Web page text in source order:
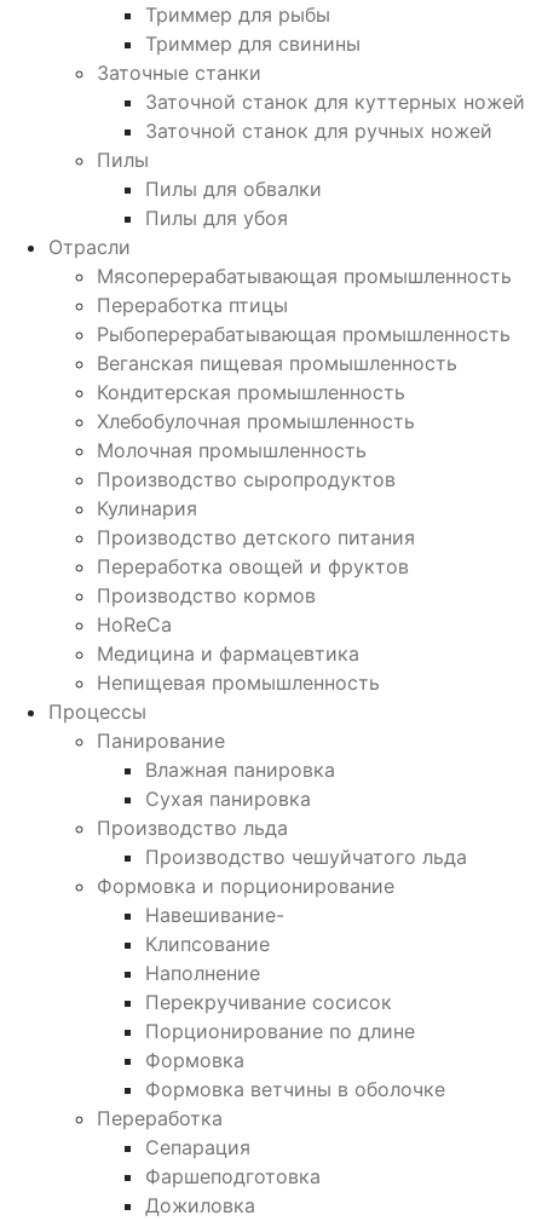
Триммер для рыбы
Триммер для свинины
Заточные станки
Заточной станок для куттерных ножей
Заточной станок для ручных ножей
Пилы
Пилы для обвалки
Пилы для убоя
Отрасли
Мясоперерабатывающая промышленность
Переработка птицы
Рыбоперерабатывающая промышленность
Веганская пищевая промышленность
Кондитерская промышленность
Хлебобулочная промышленность
Молочная промышленность
Производство сыропродуктов
Кулинария
Производство детского питания
Переработка овощей и фруктов
Производство кормов
HoReCa
Медицина и фармацевтика
Непищевая промышленность
Процессы
Панирование
Влажная панировка
Сухая панировка
Производство льда
Производство чешуйчатого льда
Формовка и порционирование
Навешивание-
Клипсование
Наполнение
Перекручивание сосисок
Порционирование по длине
Формовка
Формовка ветчины в оболочке
Переработка
Сепарация
Фаршеподготовка
Дожиловка